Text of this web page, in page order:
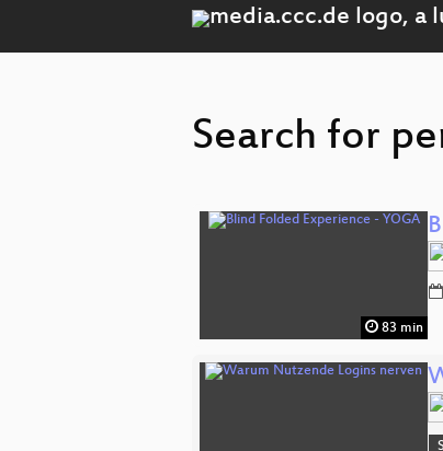
Search for
83 min